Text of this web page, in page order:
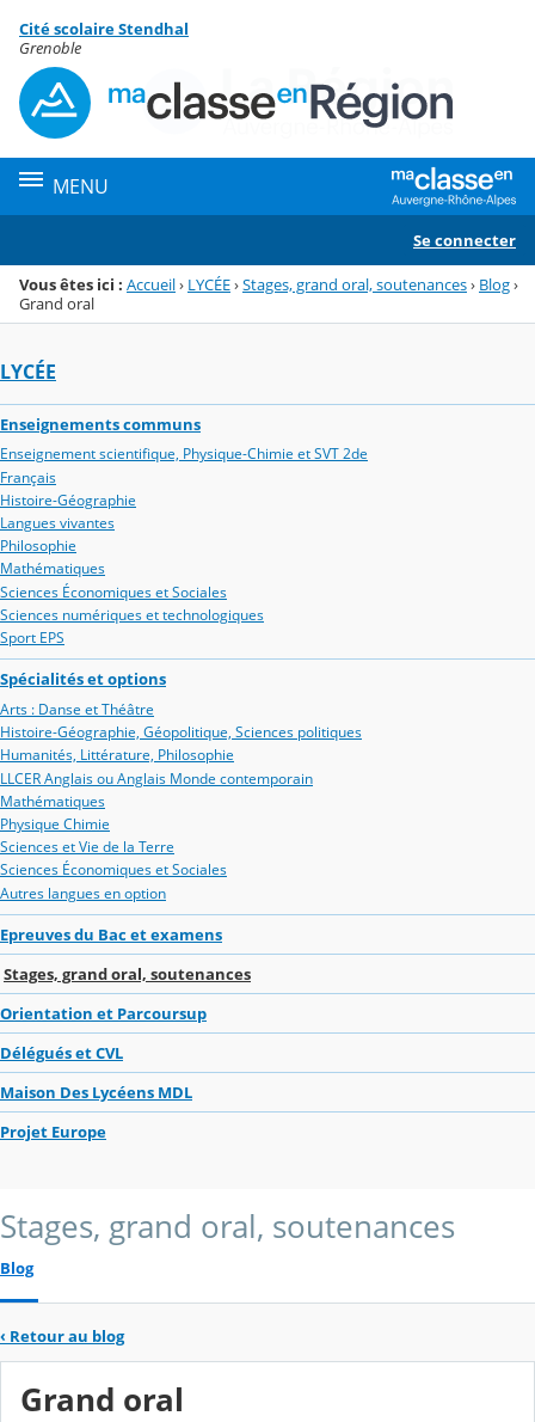
Menu de la rubrique
Contenu
Cité scolaire Stendhal
Grenoble
MENU
Se connecter
Vous êtes ici : Accueil› LYCÉE›Stages, grand oral, soutenances› Blog›
Grand oral
LYCÉE
Enseignements communs
Enseignement scientifique, Physique-Chimie et SVT 2de
Français
Histoire-Géographie
Langues vivantes
Philosophie
Mathématiques
Sciences Économiques et Sociales
Sciences numériques et technologiques
Sport EPS
Spécialités et options
Arts : Danse et Théâtre
Histoire-Géographie, Géopolitique, Sciences politiques
Humanités, Littérature, Philosophie
LLCER Anglais ou Anglais Monde contemporain
Mathématiques
Physique Chimie
Sciences et Vie de la Terre
Sciences Économiques et Sociales
Autres langues en option
Epreuves du Bac et examens
Stages, grand oral, soutenances
Orientation et Parcoursup
Délégués et CVL
Maison Des Lycéens MDL
Projet Europe
Stages, grand oral, soutenances
Blog
‹ Retour au blog
Grand oral